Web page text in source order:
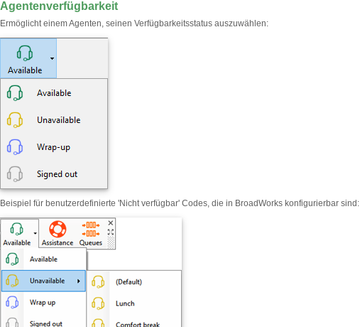
Agentenverfügbarkeit
Ermöglicht einem Agenten, seinen Verfügbarkeitsstatus auszuwählen:
Beispiel für benutzerdefinierte 'Nicht verfügbar' Codes, die in BroadWorks konfigurierbar sind: